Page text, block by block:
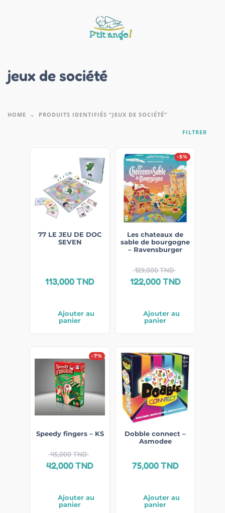
jeux de société
HOME PRODUITS IDENTIFIÉS “JEUX DE SOCIÉTÉ”
FILTRER
77 LE JEU DE DOC
SEVEN
113,000TND
Ajouter au
panier
-5%
Les chateaux de
sable de bourgogne
– Ravensburger
129,000TND
122,000TND
Ajouter au
panier
-7%
Speedy fingers – KS
45,000TND
42,000TND
Ajouter au
panier
Dobble connect –
Asmodee
75,000TND
Ajouter au
panier